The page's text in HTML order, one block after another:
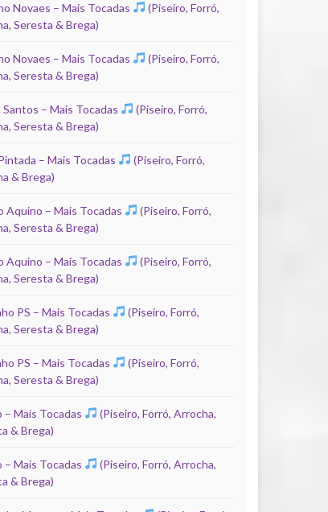
Novaes – Mais Tocadas
(Piseiro, Forró,
Seresta & Brega)
Novaes – Mais Tocadas
(Piseiro, Forró,
Seresta & Brega)
Santos – Mais Tocadas
(Piseiro, Forró,
Seresta & Brega)
– Mais Tocadas
(Piseiro, Forró,
& Brega)
Aquino – Mais Tocadas
(Piseiro, Forró,
Seresta & Brega)
Aquino – Mais Tocadas
(Piseiro, Forró,
Seresta & Brega)
PS – Mais Tocadas
(Piseiro, Forró,
Seresta & Brega)
PS – Mais Tocadas
(Piseiro, Forró,
Seresta & Brega)
– Mais Tocadas
(Piseiro, Forró, Arrocha,
& Brega)
– Mais Tocadas
(Piseiro, Forró, Arrocha,
& Brega)